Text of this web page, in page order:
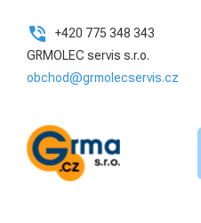
+420 775 348 343
GRMOLEC servis s.r.o.
obchod@grmolecservis.cz
KATEGORIE
Zahrada
Pracovní